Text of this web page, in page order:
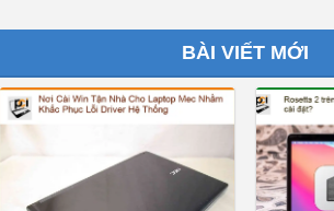
BÀI VIẾT MỚI